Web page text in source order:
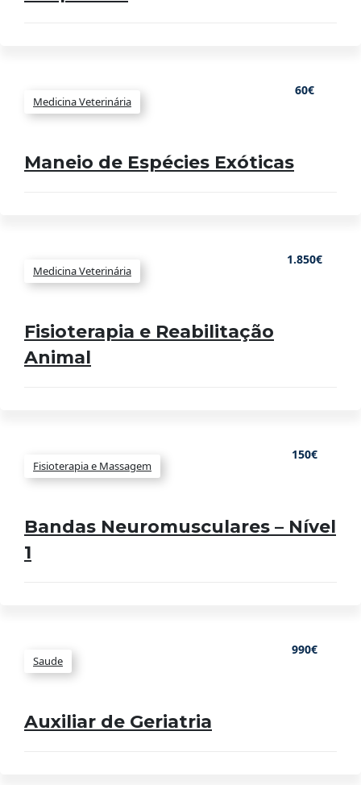
Medicina Veterinária
60€
Maneio de Espécies Exóticas
Medicina Veterinária
1.850€
Fisioterapia e Reabilitação
Animal
Fisioterapia e Massagem
150€
Bandas Neuromusculares – Nível
1
Saude
990€
Auxiliar de Geriatria